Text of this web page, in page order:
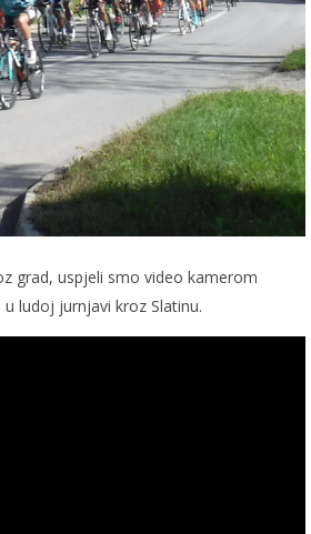
grad, uspjeli smo video kamerom
ludoj jurnjavi kroz Slatinu.